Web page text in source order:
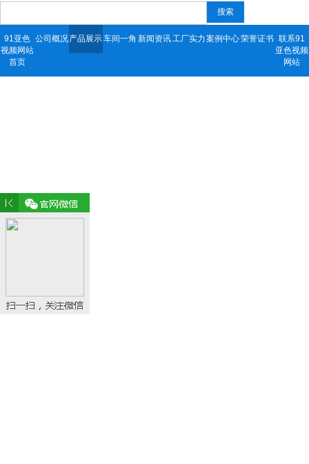
搜索
91亚色
视频网站
首页
公司概况产品展示车间一角 新闻资讯工厂实力案例中心荣誉证书 联系91
亚色视频
网站